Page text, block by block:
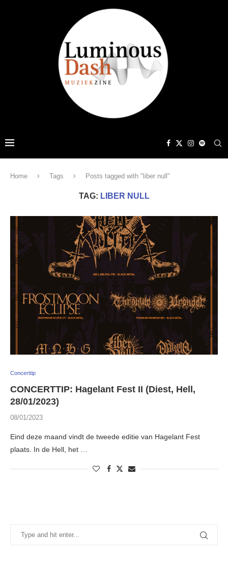
Home Tags Posts tagged with "liber null"
TAG: LIBER NULL
Concerttip
CONCERTTIP: Hagelant Fest II (Diest, Hell,
28/01/2023)
08/01/2023
Eind deze maand vindt de tweede editie van Hagelant Fest
plaats. In de Hell, het …